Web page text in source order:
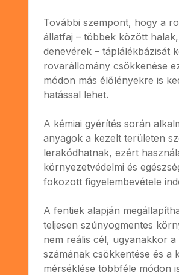
További szempont, hogy a
állatfaj – többek között
denevérek – táplálékbázisát
rovarállomány csökkenése
módon más élőlényekre is
hatással lehet.
A kémiai gyérítés során
anyagok a kezelt területen
lerakódhatnak, ezért
környezetvédelmi és
fokozott figyelembevétele
A fentiek alapján
teljesen szúnyogmentes
nem reális cél, ugyanakkor
számának csökkentése és a
mérséklése többféle módon